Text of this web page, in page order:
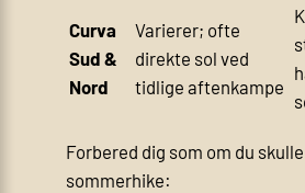
Curva
Sud &
Nord
Varierer; ofte
direkte sol ved
tidlige aftenkampe
Forbered dig som om du
sommerhike: